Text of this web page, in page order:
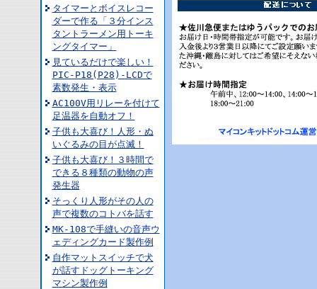
タイマーとボイスレコー
ダーで作る「３分インス
タントラーメン用トーキ
ングタイマー」
見ているだけで楽しい！
PIC-P18(P28)-LCDで
素数発生・表示
AC100V用リレーを付けて
足温器を自動オフ！
子供も大喜び！人形・ぬ
いぐるみの目が点滅！
子供も大喜び！３時間で
できる８種類の動物の声
発生器
そっくり人形がその人の
声で複数のコトバを話す
MK-108で手縫いの音声ウ
ェディングカード製作例
自作マットスイッチで犬
が話すドッグトーキング
マシン製作例